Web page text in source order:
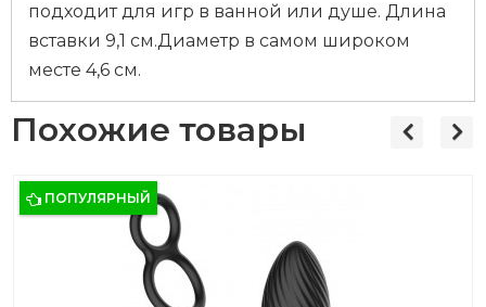
подходит для игр в ванной или душе. Длина
вставки 9,1 см.Диаметр в самом широком
месте 4,6 см.
Похожие товары
ПОПУЛЯРНЫЙ